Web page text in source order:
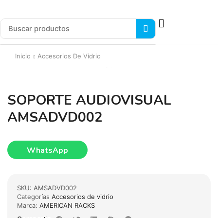
Inicio Accesorios De Vidrio
SOPORTE AUDIOVISUAL
AMSADVD002
WhatsApp
SKU: AMSADVD002
Categorías Accesorios de vidrio
Marca: AMERICAN RACKS